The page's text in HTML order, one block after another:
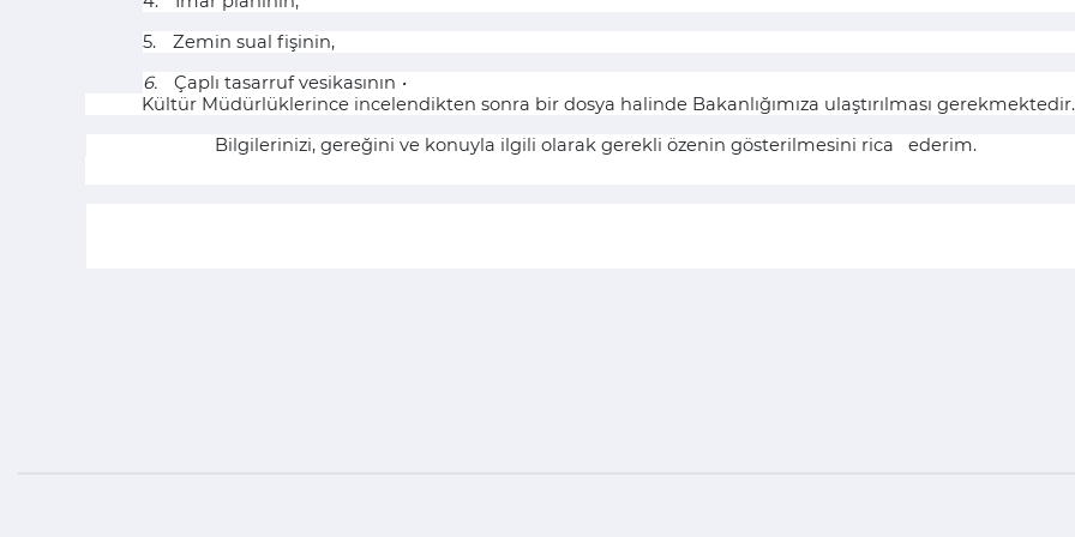
5.
Zemin sual fişinin,
6.
Çaplı tasarruf vesikasının •
Kültür Müdürlüklerince incelendikten sonra bir dosya halinde Bakanlığımıza ulaştırılması gerekmektedir.
Bilgilerinizi, gereğini ve konuyla ilgili olarak gerekli özenin gösterilmesini rica ederim.